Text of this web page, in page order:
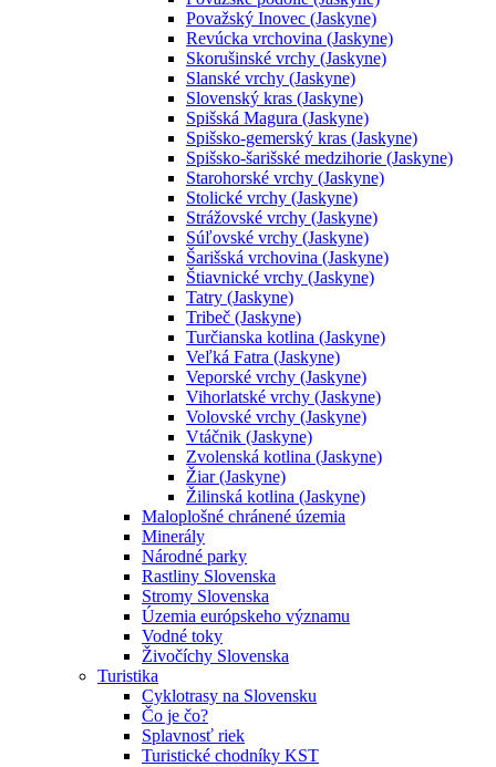
Považský Inovec (Jaskyne)
Revúcka vrchovina (Jaskyne)
Skorušinské vrchy (Jaskyne)
Slanské vrchy (Jaskyne)
Slovenský kras (Jaskyne)
Spišská Magura (Jaskyne)
Spišsko-gemerský kras (Jaskyne)
Spišsko-šarišské medzihorie (Jaskyne)
Starohorské vrchy (Jaskyne)
Stolické vrchy (Jaskyne)
Strážovské vrchy (Jaskyne)
Súľovské vrchy (Jaskyne)
Šarišská vrchovina (Jaskyne)
Štiavnické vrchy (Jaskyne)
Tatry (Jaskyne)
Tribeč (Jaskyne)
Turčianska kotlina (Jaskyne)
Veľká Fatra (Jaskyne)
Veporské vrchy (Jaskyne)
Vihorlatské vrchy (Jaskyne)
Volovské vrchy (Jaskyne)
Vtáčnik (Jaskyne)
Zvolenská kotlina (Jaskyne)
Žiar (Jaskyne)
Žilinská kotlina (Jaskyne)
Maloplošné chránené územia
Minerály
Národné parky
Rastliny Slovenska
Stromy Slovenska
Územia európskeho významu
Vodné toky
Živočíchy Slovenska
Turistika
Cyklotrasy na Slovensku
Čo je čo?
Splavnosť riek
Turistické chodníky KST